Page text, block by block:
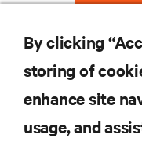
リソース
サポート
By clicking
storing of
enhance site
usage, and